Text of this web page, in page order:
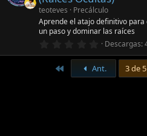
t
r
e
l
(
s
)
teoteves
Precálculo
Aprende el atajo definitivo
un paso y dominar las raíces
0
0
0
e
Descargas
PrimeroAnt. 3 de 5